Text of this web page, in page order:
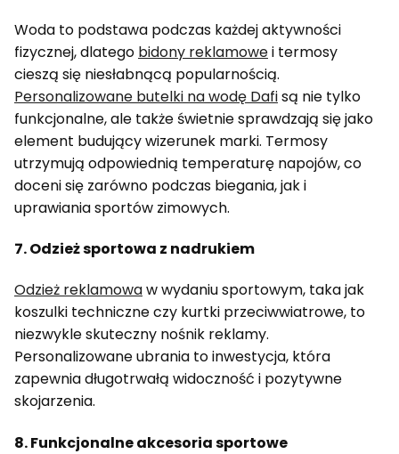
Woda to podstawa podczas każdej aktywności
fizycznej, dlatego bidony reklamowei termosy
cieszą się niesłabnącą popularnością.
Personalizowane butelki na wodę Dafisą nie tylko
funkcjonalne, ale także świetnie sprawdzają się jako
element budujący wizerunek marki. Termosy
utrzymują odpowiednią temperaturę napojów, co
doceni się zarówno podczas biegania, jak i
uprawiania sportów zimowych.
7. Odzież sportowa z nadrukiem
Odzież reklamowaw wydaniu sportowym, taka jak
koszulki techniczne czy kurtki przeciwwiatrowe, to
niezwykle skuteczny nośnik reklamy.
Personalizowane ubrania to inwestycja, która
zapewnia długotrwałą widoczność i pozytywne
skojarzenia.
8. Funkcjonalne akcesoria sportowe